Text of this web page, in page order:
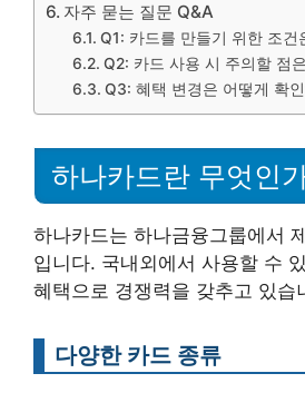
자주 묻는 질문 Q&A
Q1: 카드를 만들기 위한 조건
Q2: 카드 사용 시 주의할 점
Q3: 혜택 변경은 어떻게 확
하나카드란 무엇인
하나카드는 하나금융그룹에서
입니다. 국내외에서 사용할 수
혜택으로 경쟁력을 갖추고 있습
다양한 카드 종류